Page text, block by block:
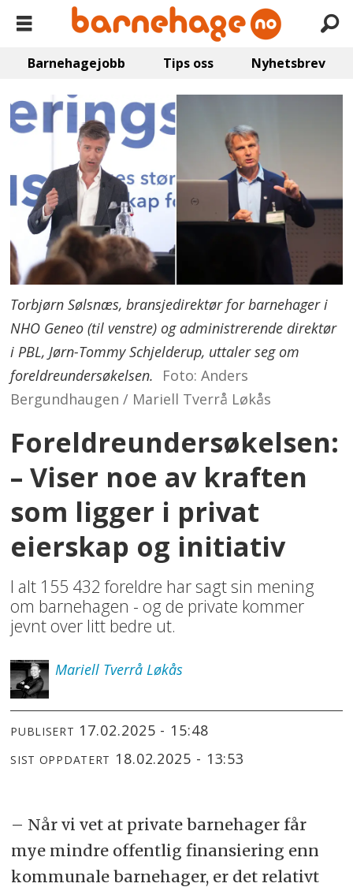
Barnehagejobb Tips oss Nyhetsbrev
Torbjørn Sølsnæs, bransjedirektør for barnehager i
NHO Geneo (til venstre) og administrerende direktør
i PBL, Jørn-Tommy Schjelderup, uttaler seg om
foreldreundersøkelsen.
Foto: Anders
Bergundhaugen / Mariell Tverrå Løkås
Foreldreundersøkelsen:
– Viser noe av kraften
som ligger i privat
eierskap og initiativ
I alt 155 432 foreldre har sagt sin mening
om barnehagen - og de private kommer
jevnt over litt bedre ut.
Mariell Tverrå Løkås
PUBLISERT 17.02.2025 - 15:48
SIST OPPDATERT 18.02.2025 - 13:53
– Når vi vet at private barnehager får
mye mindre offentlig finansiering enn
kommunale barnehager, er det relativt